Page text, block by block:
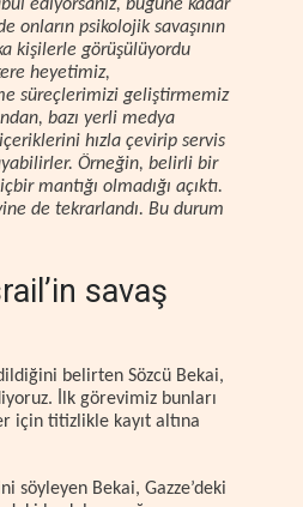
ediyorsanız, bugüne kadar
onların psikolojik savaşının
kişilerle görüşülüyordu
heyetimiz,
süreçlerimizi geliştirmemiz
bazı yerli medya
içeriklerini hızla çevirip servis
Örneğin, belirli bir
mantığı olmadığı açıktı.
de tekrarlandı. Bu durum
savaş
belirten Sözcü Bekai,
İlk görevimiz bunları
için titizlikle kayıt altına
söyleyen Bekai, Gazze’deki